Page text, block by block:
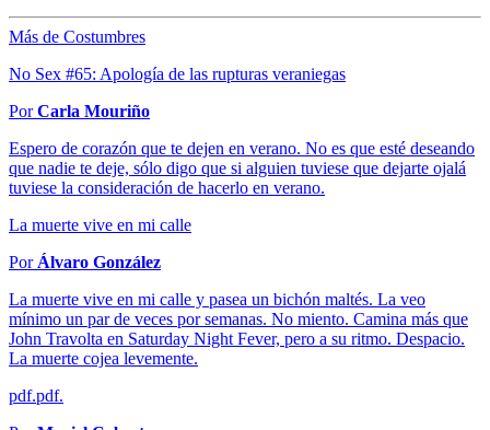
Más de Costumbres
No Sex #65: Apología de las rupturas veraniegas
PorCarla Mouriño
Espero de corazón que te dejen en verano. No es que esté deseando
que nadie te deje, sólo digo que si alguien tuviese que dejarte ojalá
tuviese la consideración de hacerlo en verano.
La muerte vive en mi calle
Por Álvaro González
La muerte vive en mi calle y pasea un bichón maltés. La veo
mínimo un par de veces por semanas. No miento. Camina más que
John Travolta en Saturday Night Fever, pero a su ritmo. Despacio.
La muerte cojea levemente.
pdf.pdf.